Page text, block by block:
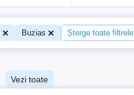
Buzias Șterge toate filtrele
Vezi toate